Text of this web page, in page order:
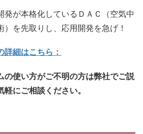
発が本格化しているＤＡＣ（空気中
を先取りし、応用開発を急げ！
詳細はこちら：
の使い方がご不明の方は弊社でご説
にご相談ください。